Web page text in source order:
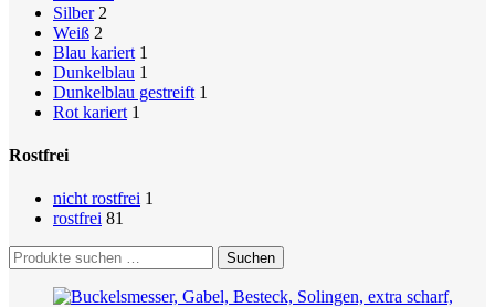
Silber 2
Weiß 2
Blau kariert 1
Dunkelblau 1
Dunkelblau gestreift 1
Rot kariert 1
Rostfrei
nicht rostfrei 1
rostfrei 81
Suchen
nach:
Suchen